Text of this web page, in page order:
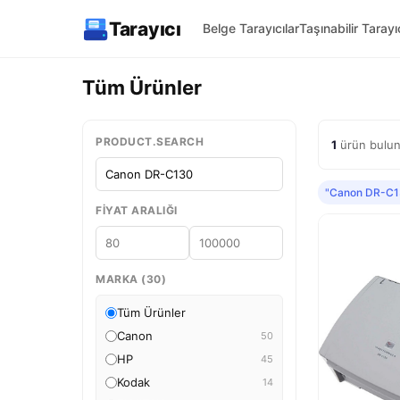
Tarayıcı Belge TarayıcılarTaşınabilir
Tüm Ürünler
PRODUCT.SEARCH
FIYAT ARALIĞI
MARKA (30)
Tüm Ürünler
Canon
50
HP 45
Kodak 14
1 ürün
"Canon DR-